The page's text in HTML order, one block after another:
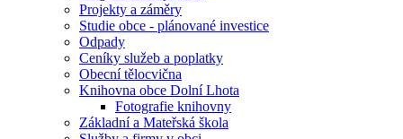
Projekty a záměry
Studie obce - plánované investice
Odpady
Ceníky služeb a poplatky
Obecní tělocvična
Knihovna obce Dolní Lhota
Fotografie knihovny
Základní a Mateřská škola